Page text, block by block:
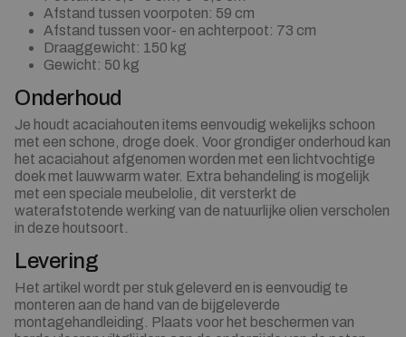
Afstand tussen voorpoten: 59 cm
Afstand tussen voor- en achterpoot: 73 cm
Draaggewicht: 150 kg
Gewicht: 50 kg
Onderhoud
Je houdt acaciahouten items eenvoudig wekelijks schoon
met een schone, droge doek. Voor grondiger onderhoud kan
het acaciahout afgenomen worden met een lichtvochtige
doek met lauwwarm water. Extra behandeling is mogelijk
met een speciale meubelolie, dit versterkt de
waterafstotende werking van de natuurlijke olien verscholen
in deze houtsoort.
Levering
Het artikel wordt per stuk geleverd en is eenvoudig te
monteren aan de hand van de bijgeleverde
montagehandleiding. Plaats voor het beschermen van